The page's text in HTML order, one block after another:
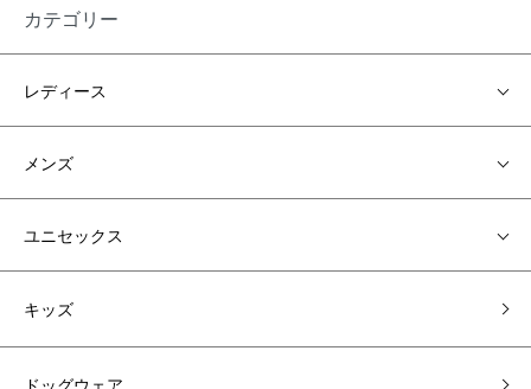
カテゴリー
レディース
メンズ
ユニセックス
キッズ
ドッグウェア